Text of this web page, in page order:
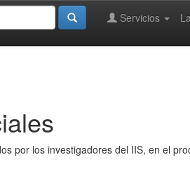
Servicios
por los investigadores del IIS, en el